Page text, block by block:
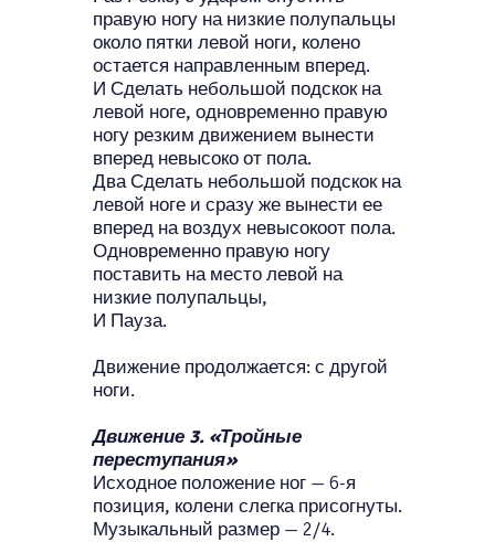
правую ногу на низкие полупальцы
около пятки левой ноги, колено
остается направленным вперед.
И Сделать небольшой подскок на
левой ноге, одновременно правую
ногу резким движением вынести
вперед невысоко от пола.
Два Сделать небольшой подскок на
левой ноге и сразу же вынести ее
вперед на воздух невысокоот пола.
Одновременно правую ногу
поставить на место левой на
низкие полупальцы,
И Пауза.
Движение продолжается: с другой
ноги.
Движение 3. «Тройные
переступания»
Исходное положение ног — 6-я
позиция, колени слегка присогнуты.
Музыкальный размер — 2/4.